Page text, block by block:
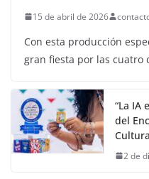
15 de abril de 2026
Con esta producción
gran fiesta por las cuatro
“La IA
del
2 de